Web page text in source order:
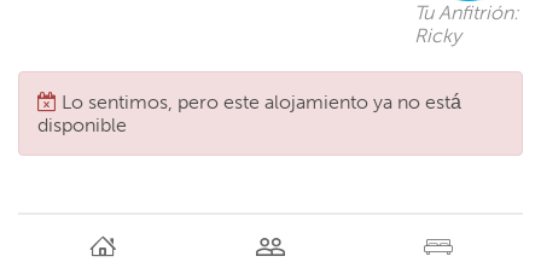
Tu Anfitrión:
Ricky
Lo sentimos, pero este alojamiento ya no está
disponible